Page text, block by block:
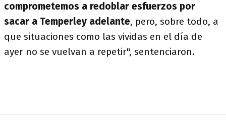
comprometemos a redoblar esfuerzos por
sacar a Temperley adelante, pero, sobre todo, a
que situaciones como las vividas en el día de
ayer no se vuelvan a repetir", sentenciaron.